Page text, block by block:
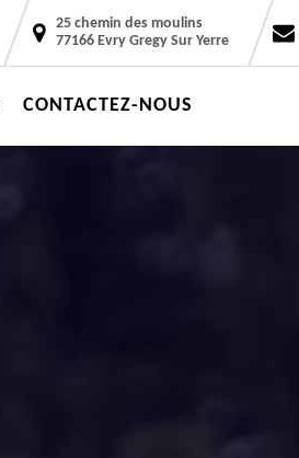
25 chemin des moulins
77166 Evry Gregy Sur Yerre
CONTACTEZ-NOUS